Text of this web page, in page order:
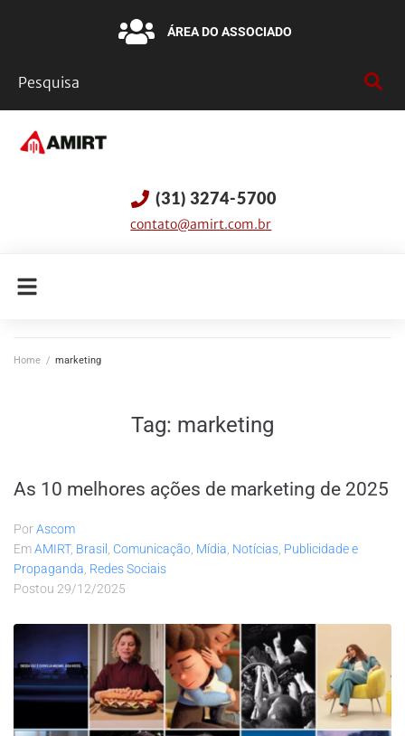
ÁREA DO ASSOCIADO
(31) 3274-5700
contato@amirt.com.br
Home / marketing
Tag: marketing
As 10 melhores ações de marketing de 2025
PorAscom
EmAMIRT, Brasil Comunicação Mídia Notícias Publicidade e
Propaganda Redes Sociais
Postou 29/12/2025